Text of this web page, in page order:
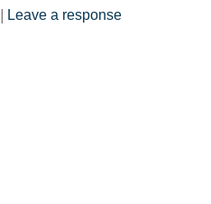
| Leave a response